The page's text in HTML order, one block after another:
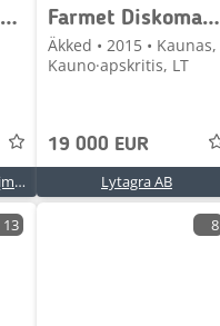
Horsch Terrano 6fg
Auridana, A. Gaidžiūno įmonė
Farmet Diskomat 6
Äkked • 2015 • Kaunas,
Kauno·apskritis, LT
19 000 EUR
Lytagra AB
13 8